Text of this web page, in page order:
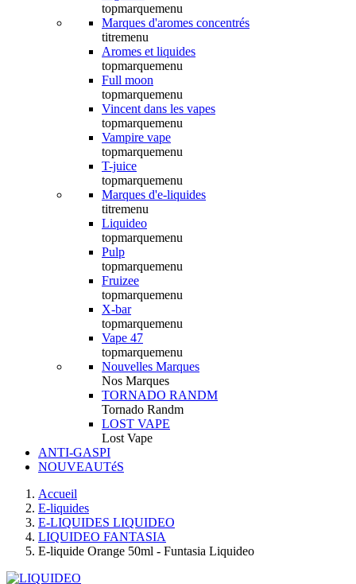
topmarquemenu
Marques d'aromes concentrés
titremenu
Aromes et liquides
topmarquemenu
Full moon
topmarquemenu
Vincent dans les vapes
topmarquemenu
Vampire vape
topmarquemenu
T-juice
topmarquemenu
Marques d'e-liquides
titremenu
Liquideo
topmarquemenu
Pulp
topmarquemenu
Fruizee
topmarquemenu
X-bar
topmarquemenu
Vape 47
topmarquemenu
Nouvelles Marques
Nos Marques
TORNADO RANDM
Tornado Randm
LOST VAPE
Lost Vape
ANTI-GASPI
NOUVEAUTéS
Accueil
E-liquides
E-LIQUIDES LIQUIDEO
LIQUIDEO FANTASIA
E-liquide Orange 50ml - Funtasia Liquideo